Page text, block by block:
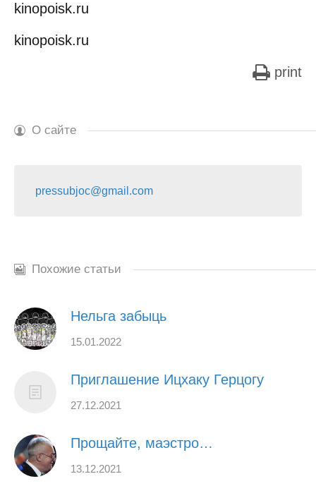
kinopoisk.ru
kinopoisk.ru
print
О сайте
pressubjoc@gmail.com
Похожие статьи
Нельга забыць
15.01.2022
Приглашение Ицхаку Герцогу
27.12.2021
Прощайте, маэстро…
13.12.2021